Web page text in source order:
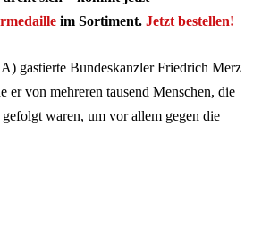
im Sortiment. Jetzt bestellen!
gastierte Bundeskanzler Friedrich Merz
von mehreren tausend Menschen, die
waren, um vor allem gegen die